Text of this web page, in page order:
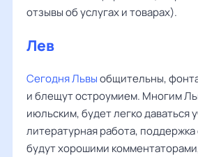
отзывы об услугах и товарах).
Лев
Сегодня Львыобщительны,
и блещут остроумием. Многим
июльским, будет легко даваться
литературная работа,
будут хорошими